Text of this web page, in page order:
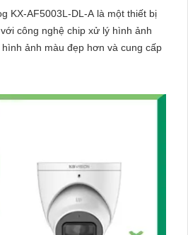
KX-AF5003L-DL-A là một thiết bị
công nghệ chip xử lý hình ảnh